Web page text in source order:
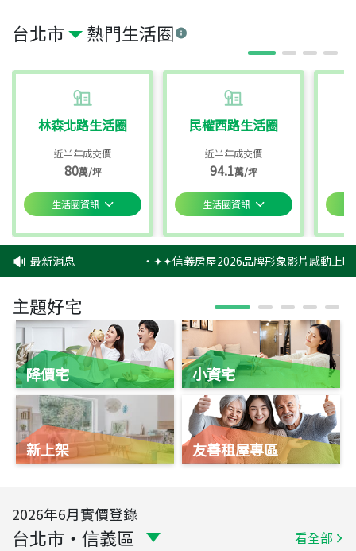
台北市 熱門生活圈
林森北路生活圈
近半年成交價
80萬/坪
生活圈資訊
民權西路生活圈
近半年成交價
94.1萬/坪
生活圈資訊
最新消息 ‧✦✦信義房屋2026品牌形象影片感動上
主題好宅
降價宅
新上架
小資宅
友善租屋專區
2026年6月實價登錄
台北市 ・ 信義區 看全部